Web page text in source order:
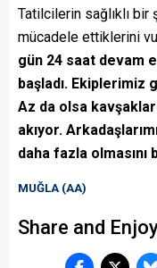
Tatilcilerin sağlıklı
mücadele ettiklerini
gün 24 saat devam
başladı. Ekiplerimiz
Az da olsa
akıyor.
daha fazla olmasını
MUĞLA (AA)
Share and